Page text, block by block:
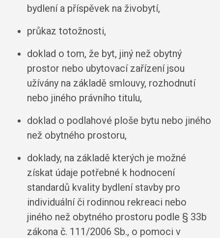
bydlení a příspěvek na živobytí,
průkaz totožnosti,
doklad o tom, že byt, jiný než obytný
prostor nebo ubytovací zařízení jsou
užívány na základě smlouvy, rozhodnutí
nebo jiného právního titulu,
doklad o podlahové ploše bytu nebo jiného
než obytného prostoru,
doklady, na základě kterých je možné
získat údaje potřebné k hodnocení
standardů kvality bydlení stavby pro
individuální či rodinnou rekreaci nebo
jiného než obytného prostoru podle § 33b
zákona č. 111/2006 Sb., o pomoci v